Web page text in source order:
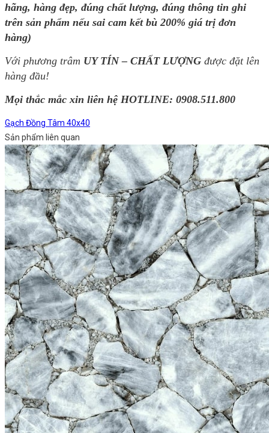
hãng, hàng đẹp, đúng chất lượng, đúng thông tin ghi
trên sản phẩm nếu sai cam kết bù 200% giá trị đơn
hàng)
Với phương trâm UY TÍN – CHẤT LƯỢNG được đặt lên
hàng đầu!
Mọi thắc mắc xin liên hệ HOTLINE: 0908.511.800
Gạch Đồng Tâm 40x40
Sản phẩm liên quan